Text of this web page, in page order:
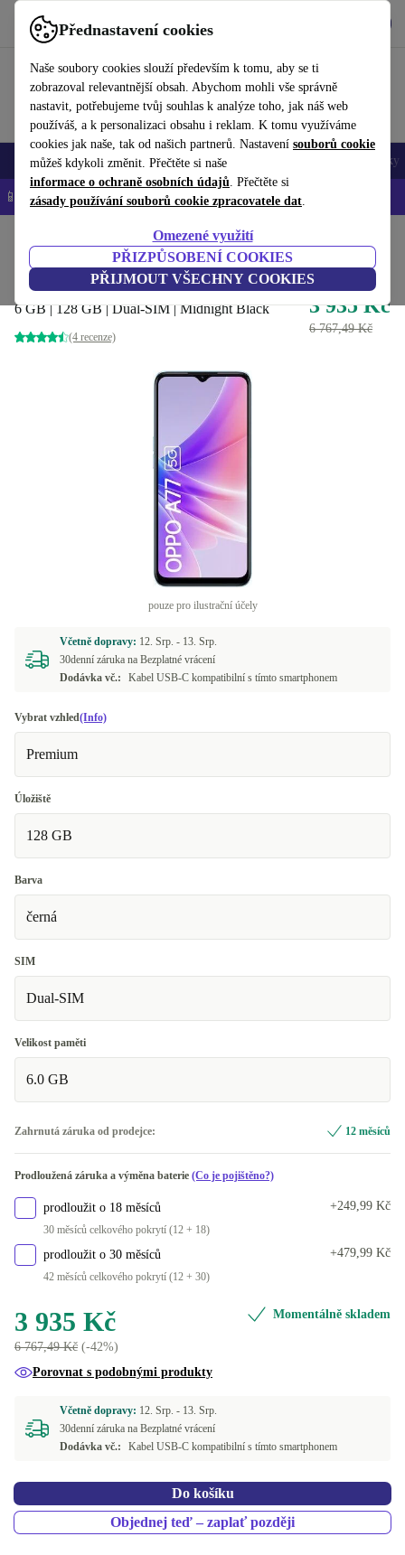
Přednastavení cookies
Naše soubory cookies slouží především k tomu, aby se ti
zobrazoval relevantnější obsah. Abychom mohli vše správně
nastavit, potřebujeme tvůj souhlas k analýze toho, jak náš web
používáš, a k personalizaci obsahu i reklam. K tomu využíváme
cookies jak naše, tak od našich partnerů. Nastavení souborů cookie
můžeš kdykoli změnit. Přečtěte si naše
informace o ochraně osobních údajů. Přečtěte si
zásady používání souborů cookie zpracovatele dat.
Omezené využití
PŘIZPŮSOBENÍ COOKIES
PŘIJMOUT VŠECHNY COOKIES
Používejte refurbed rychle a snadno
Mobily a smartphony Notebooky Tablety Doplňky
📱 -5 % NAVÍC na všechny iPhony – kód: IPHONEDEAL-
Mobily a smartphony Mobily Oppo
Oppo A77
6 GB | 128 GB | Dual-SIM | Midnight Black
(4 recenze)
3 935 Kč
6 767,49 Kč
pouze pro ilustrační účely
Včetně dopravy: 12. Srp. - 13. Srp.
30denní záruka na Bezplatné vrácení
Dodávka vč.:
Kabel USB-C kompatibilní s tímto smartphonem
Vybrat vzhled(Info)
Premium
Úložiště
128 GB
Barva
černá
SIM
Dual-SIM
Velikost paměti
6.0 GB
Zahrnutá záruka od prodejce: 12 měsíců
Prodloužená záruka a výměna baterie (Co je pojištěno?)
prodloužit o 18 měsíců
30 měsíců celkového pokrytí (12 + 18)
+249,99 Kč
prodloužit o 30 měsíců
42 měsíců celkového pokrytí (12 + 30)
+479,99 Kč
3 935 Kč
6 767,49 Kč (-42%)
Momentálně skladem
Porovnat s podobnými produkty
Včetně dopravy: 12. Srp. - 13. Srp.
30denní záruka na Bezplatné vrácení
Dodávka vč.:
Kabel USB-C kompatibilní s tímto smartphonem
Do košíku
Objednej teď – zaplať později